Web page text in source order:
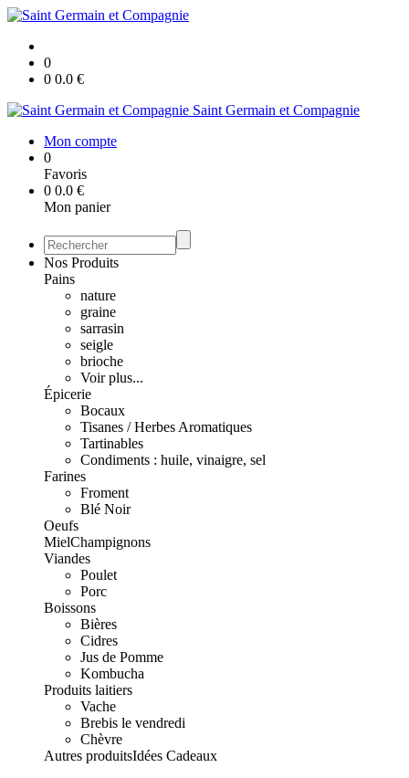
0
0 0.0 €
Saint Germain et Compagnie
Mon compte
0
Favoris
0 0.0 €
Mon panier
Nos Produits
Pains
nature
graine
sarrasin
seigle
brioche
Voir plus...
Épicerie
Bocaux
Tisanes / Herbes Aromatiques
Tartinables
Condiments : huile, vinaigre, sel
Farines
Froment
Blé Noir
Oeufs
MielChampignons
Viandes
Poulet
Porc
Boissons
Bières
Cidres
Jus de Pomme
Kombucha
Produits laitiers
Vache
Brebis le vendredi
Chèvre
Autres produitsIdées Cadeaux